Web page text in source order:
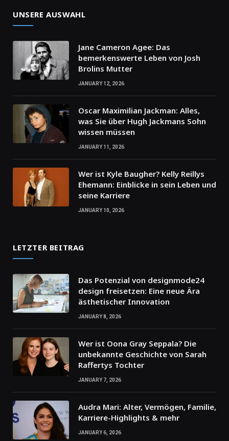
UNSERE AUSWAHL
Jane Cameron Agee: Das
bemerkenswerte Leben von Josh
Brolins Mutter
JANUARY 12, 2026
Oscar Maximilian Jackman: Alles,
was Sie über Hugh Jackmans Sohn
wissen müssen
JANUARY 11, 2026
Wer ist Kyle Baugher? Kelly Reillys
Ehemann: Einblicke in sein Leben und
seine Karriere
JANUARY 10, 2026
LETZTER BEITRAG
Das Potenzial von designmode24
design freisetzen: Eine neue Ära
ästhetischer Innovation
JANUARY 8, 2026
Wer ist Oona Gray Seppala? Die
unbekannte Geschichte von Sarah
Raffertys Tochter
JANUARY 7, 2026
Audra Mari: Alter, Vermögen, Familie,
Karriere-Highlights & mehr
JANUARY 6, 2026